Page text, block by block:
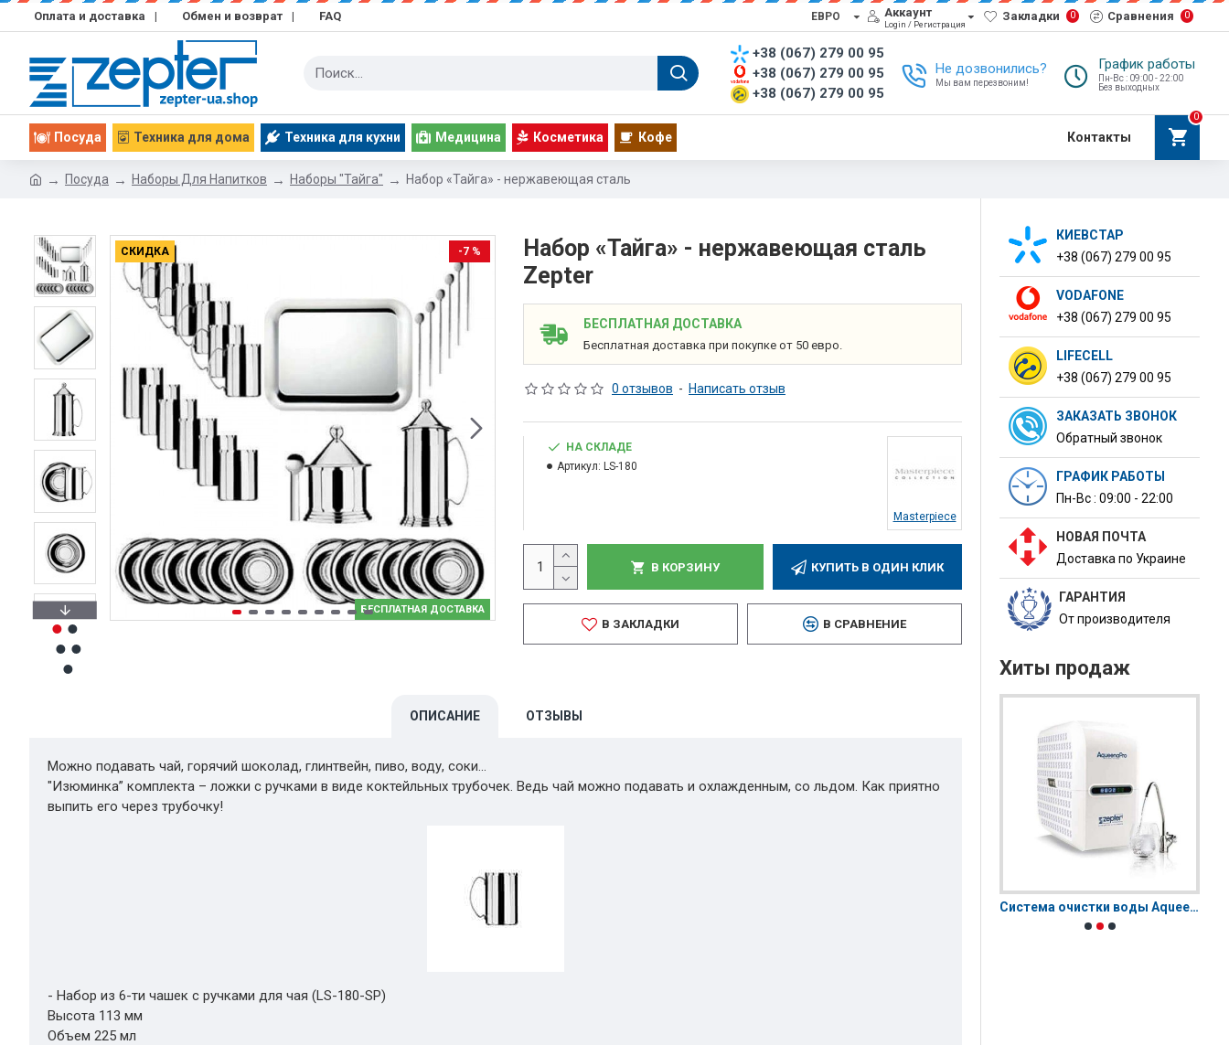
Оплата и доставка | Обмен и возврат | FAQ ЕВРО Аккаунт
Login / Регистрация
Закладки 0 Сравнения 0
+38 (067) 279 00 95
+38 (067) 279 00 95
+38 (067) 279 00 95
Не дозвонились?
Мы вам перезвоним!
График работы
Пн-Вс : 09:00 - 22:00
Без выходных
Посуда Техника для дома Техника для кухни Медицина Косметика Кофе Контакты
0
Посуда Наборы Для Напитков Наборы "Тайга" Набор «Тайга» - нержавеющая сталь
СКИДКА
БЕСПЛАТНАЯ ДОСТАВКА
-7 %
Набор «Тайга» - нержавеющая сталь
Zepter
БЕСПЛАТНАЯ ДОСТАВКА
Бесплатная доставка при покупке от 50 евро.
0 отзывов - Написать отзыв
НА СКЛАДЕ
Артикул: LS-180
Masterpiece
В КОРЗИНУ КУПИТЬ В ОДИН КЛИК
В ЗАКЛАДКИ В СРАВНЕНИЕ
ОПИСАНИЕ ОТЗЫВЫ
Можно подавать чай, горячий шоколад, глинтвейн, пиво, воду, соки...
"Изюминка” комплекта – ложки с ручками в виде коктейльных трубочек. Ведь чай можно подавать и охлажденным, со льдом. Как приятно
выпить его через трубочку!
- Набор из 6-ти чашек с ручками для чая (LS-180-SP)
Высота 113 мм
Объем 225 мл
КИЕВСТАР
+38 (067) 279 00 95
VODAFONE
+38 (067) 279 00 95
LIFECELL
+38 (067) 279 00 95
ЗАКАЗАТЬ ЗВОНОК
Обратный звонок
ГРАФИК РАБОТЫ
Пн-Вс : 09:00 - 22:00
НОВАЯ ПОЧТА
Доставка по Украине
ГАРАНТИЯ
От производителя
Хиты продаж
Система очистки воды Aqueena PRO